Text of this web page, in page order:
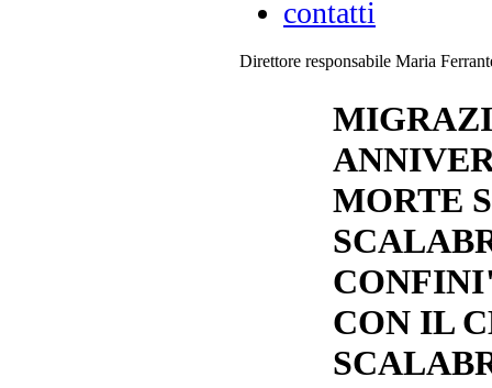
contatti
Direttore responsabile Maria
MORTE
CON IL